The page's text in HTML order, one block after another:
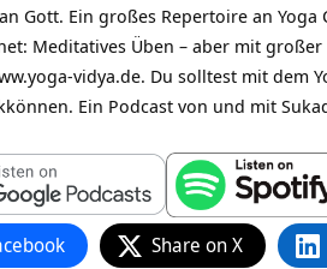
Gott. Ein großes Repertoire an
Meditatives Üben – aber mit
vidya.de. Du solltest mit dem
Ein Podcast von und mit
Share on X